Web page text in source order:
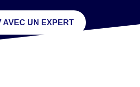
AVEC UN EXPERT